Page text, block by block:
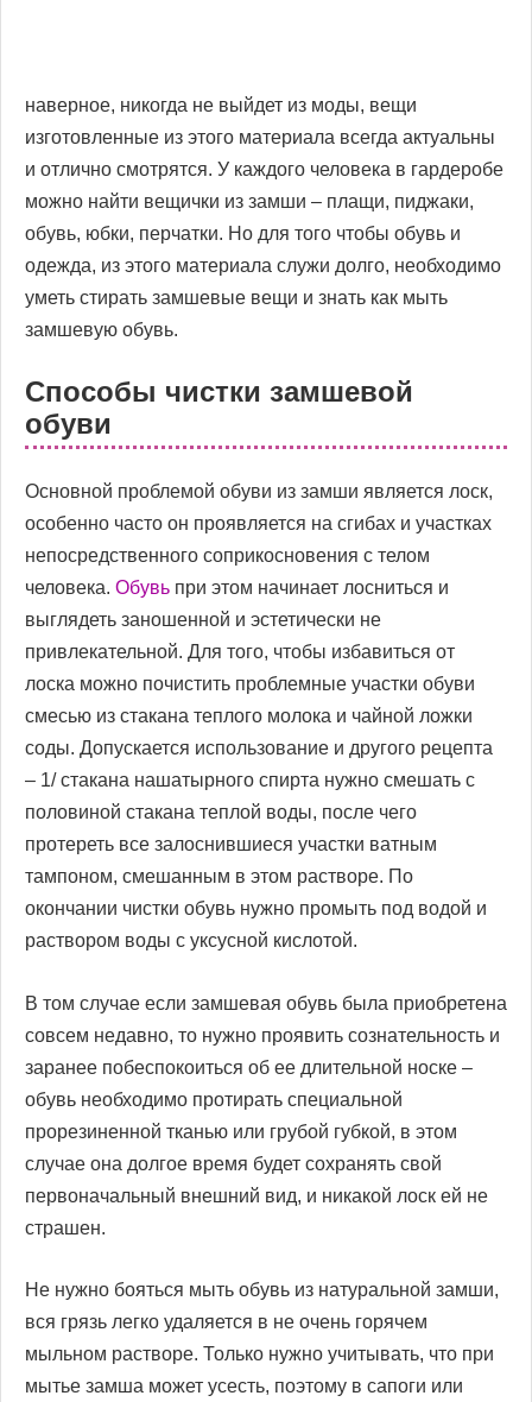
наверное, никогда не выйдет из моды, вещи
изготовленные из этого материала всегда актуальны
и отлично смотрятся. У каждого человека в гардеробе
можно найти вещички из замши – плащи, пиджаки,
обувь, юбки, перчатки. Но для того чтобы обувь и
одежда, из этого материала служи долго, необходимо
уметь стирать замшевые вещи и знать как мыть
замшевую обувь.
Способы чистки замшевой
обуви
Основной проблемой обуви из замши является лоск,
особенно часто он проявляется на сгибах и участках
непосредственного соприкосновения с телом
человека. Обувь при этом начинает лосниться и
выглядеть заношенной и эстетически не
привлекательной. Для того, чтобы избавиться от
лоска можно почистить проблемные участки обуви
смесью из стакана теплого молока и чайной ложки
соды. Допускается использование и другого рецепта
– 1/ стакана нашатырного спирта нужно смешать с
половиной стакана теплой воды, после чего
протереть все залоснившиеся участки ватным
тампоном, смешанным в этом растворе. По
окончании чистки обувь нужно промыть под водой и
раствором воды с уксусной кислотой.
В том случае если замшевая обувь была приобретена
совсем недавно, то нужно проявить сознательность и
заранее побеспокоиться об ее длительной носке –
обувь необходимо протирать специальной
прорезиненной тканью или грубой губкой, в этом
случае она долгое время будет сохранять свой
первоначальный внешний вид, и никакой лоск ей не
страшен.
Не нужно бояться мыть обувь из натуральной замши,
вся грязь легко удаляется в не очень горячем
мыльном растворе. Только нужно учитывать, что при
мытье замша может усесть, поэтому в сапоги или